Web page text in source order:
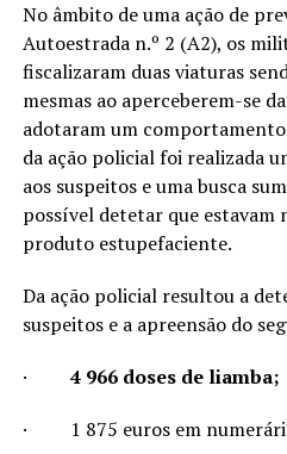
No âmbito de uma ação de
Autoestrada n.º 2 (A2), os
fiscalizaram duas viaturas
mesmas ao aperceberem-se
adotaram um
da ação policial foi realizada
aos suspeitos e uma busca
possível detetar que estavam
produto estupefaciente.
Da ação policial resultou a
suspeitos e a apreensão do
· 4 966 doses de liamba;
·
1 875 euros em